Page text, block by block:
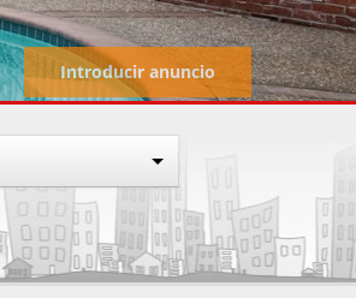
Introducir anuncio